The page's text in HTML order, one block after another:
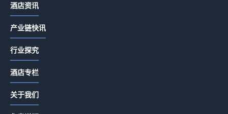
酒店资讯
产业链快讯
行业探究
酒店专栏
关于我们